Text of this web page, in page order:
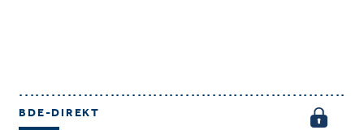
BDE-DIREKT